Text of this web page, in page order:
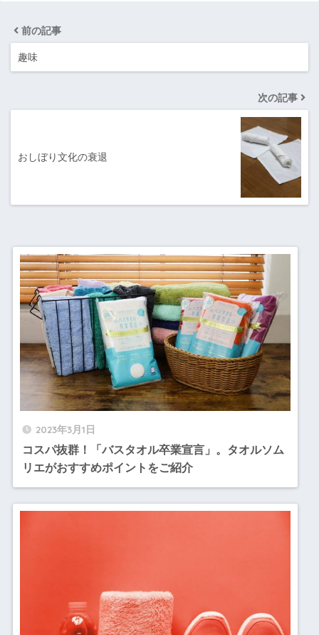
前の記事
趣味
次の記事
おしぼり文化の衰退
2023年3月1日
コスパ抜群！「バスタオル卒業宣言」。タオルソム
リエがおすすめポイントをご紹介